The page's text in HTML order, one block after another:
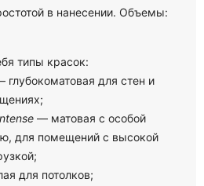
в нанесении. Объемы:
типы красок:
глубокоматовая для стен и
— матовая с особой
для помещений с высокой
для потолков;